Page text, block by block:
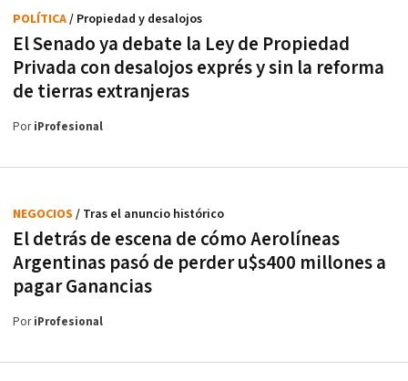
El Senado ya debate la Ley de Propiedad
Privada con desalojos exprés y sin la reforma
de tierras extranjeras
POLÍTICA/ Propiedad y desalojos
PoriProfesional
El detrás de escena de cómo Aerolíneas
Argentinas pasó de perder u$s400 millones a
pagar Ganancias
NEGOCIOS / Tras el anuncio histórico
PoriProfesional